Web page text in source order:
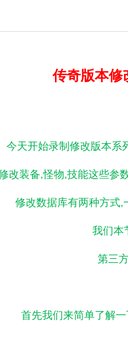
传奇版本修
今天开始录制修改版本系
改装备,怪物,技能这些参
修改数据库有两种方式,
我们本
第三
首先我们来简单了解